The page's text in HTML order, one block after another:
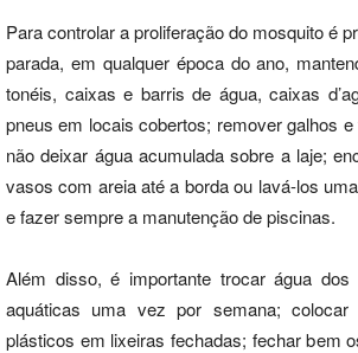
Para controlar a proliferação do mosquito é
parada, em qualquer época do ano,
tonéis, caixas e barris de água, caixas
pneus em locais cobertos; remover galhos
não deixar água acumulada sobre a laje;
vasos com areia até a borda ou lavá-los
e fazer sempre a manutenção de piscinas.
Além disso, é importante trocar água
aquáticas uma vez por semana;
plásticos em lixeiras fechadas; fechar bem